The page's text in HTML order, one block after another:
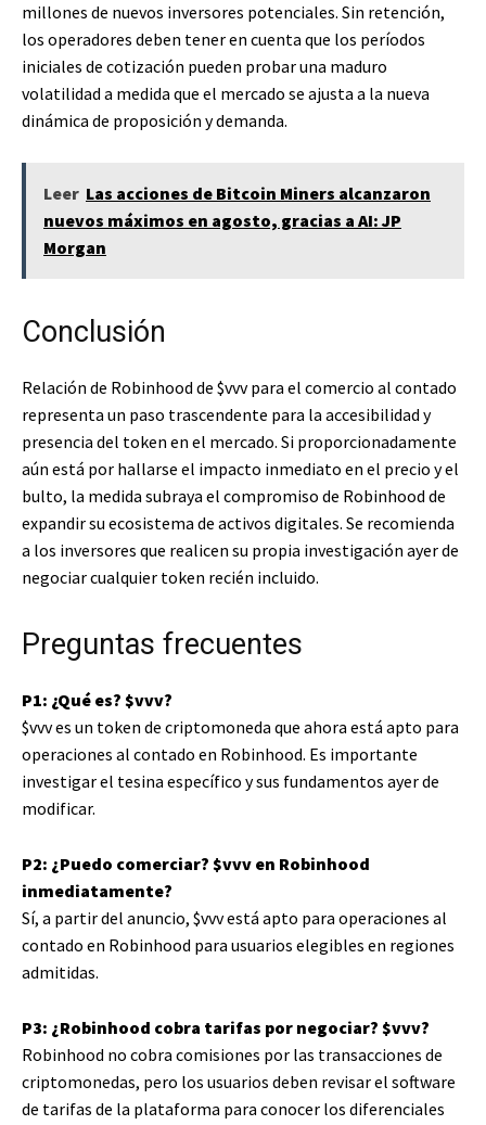
millones de nuevos inversores potenciales. Sin retención,
los operadores deben tener en cuenta que los períodos
iniciales de cotización pueden probar una maduro
volatilidad a medida que el mercado se ajusta a la nueva
dinámica de proposición y demanda.
Leer Las acciones de Bitcoin Miners alcanzaron
nuevos máximos en agosto, gracias a AI: JP
Morgan
Conclusión
Relación de Robinhood de $vvvpara el comercio al contado
representa un paso trascendente para la accesibilidad y
presencia del token en el mercado. Si proporcionadamente
aún está por hallarse el impacto inmediato en el precio y el
bulto, la medida subraya el compromiso de Robinhood de
expandir su ecosistema de activos digitales. Se recomienda
a los inversores que realicen su propia investigación ayer de
negociar cualquier token recién incluido.
Preguntas frecuentes
P1: ¿Qué es? $vvv?
$vvves un token de criptomoneda que ahora está apto para
operaciones al contado en Robinhood. Es importante
investigar el tesina específico y sus fundamentos ayer de
modificar.
P2: ¿Puedo comerciar? $vvv en Robinhood
inmediatamente?
Sí, a partir del anuncio, $vvvestá apto para operaciones al
contado en Robinhood para usuarios elegibles en regiones
admitidas.
P3: ¿Robinhood cobra tarifas por negociar? $vvv?
Robinhood no cobra comisiones por las transacciones de
criptomonedas, pero los usuarios deben revisar el software
de tarifas de la plataforma para conocer los diferenciales